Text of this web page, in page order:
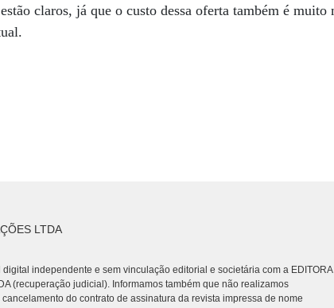
claros, já que o custo dessa oferta também é
LTDA
digital independente e sem vinculação editorial e societária com a EDITORA
(recuperação judicial). Informamos também que não realizamos
do contrato de assinatura da revista impressa de nome